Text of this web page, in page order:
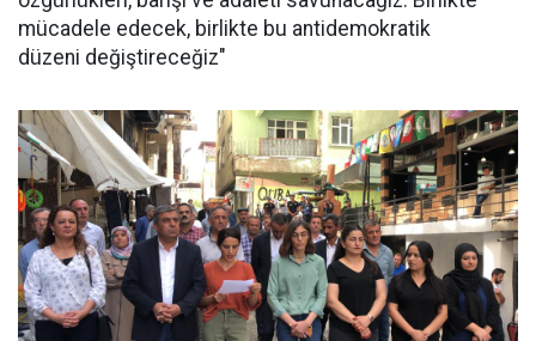
mücadele edecek, birlikte bu antidemokratik
düzeni değiştireceğiz"